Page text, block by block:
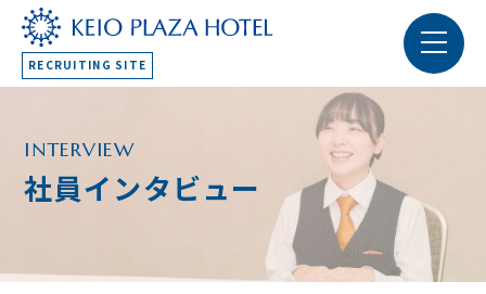
RECRUITING SITE
INTERVIEW
社員インタビュー